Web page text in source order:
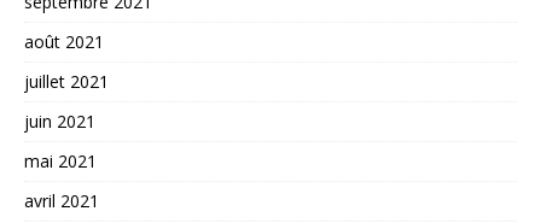
août 2021
juillet 2021
juin 2021
mai 2021
avril 2021